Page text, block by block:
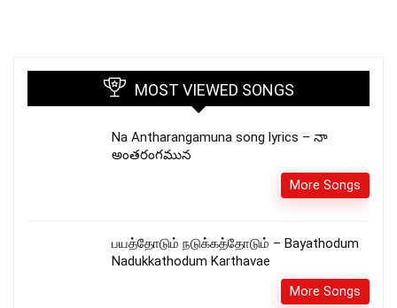
MOST VIEWED SONGS
Na Antharangamuna song lyrics – నా
అంతరంగమున
More Songs
பயத்தோடும் நடுக்கத்தோடும் – Bayathodum
Nadukkathodum Karthavae
More Songs